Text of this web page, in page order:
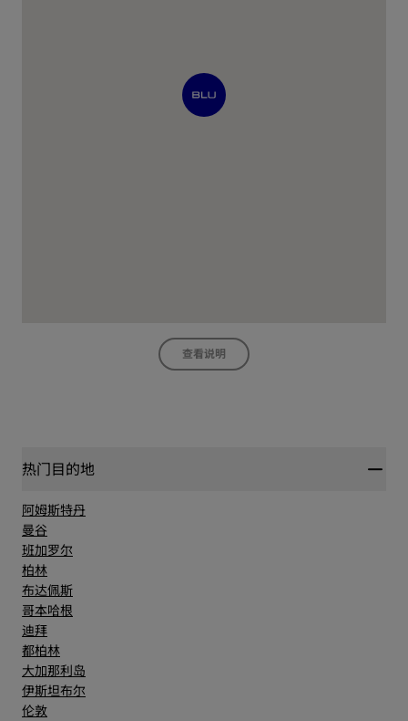
查看说明
热门目的地
阿姆斯特丹
曼谷
班加罗尔
柏林
布达佩斯
哥本哈根
迪拜
都柏林
大加那利岛
伊斯坦布尔
伦敦